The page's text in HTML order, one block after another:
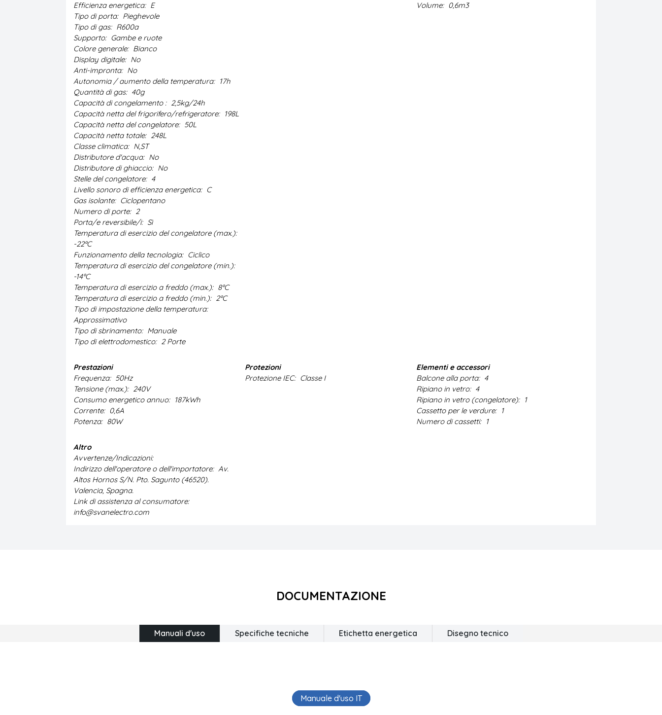
Efficienza energetica: E
Tipo di porta: Pieghevole
Tipo di gas: R600a
Supporto: Gambe e ruote
Colore generale: Bianco
Display digitale: No
Anti-impronta: No
Autonomia / aumento della temperatura: 17h
Quantità di gas: 40g
Capacità di congelamento : 2,5kg/24h
Capacità netta del frigorifero/refrigeratore: 198L
Capacità netta del congelatore: 50L
Capacità netta totale: 248L
Classe climatica: N,ST
Distributore d'acqua: No
Distributore di ghiaccio: No
Stelle del congelatore: 4
Livello sonoro di efficienza energetica: C
Gas isolante: Ciclopentano
Numero di porte: 2
Porta/e reversibile/i: Sì
Temperatura di esercizio del congelatore (max.):
-22ºC
Funzionamento della tecnologia: Ciclico
Temperatura di esercizio del congelatore (min.):
-14ºC
Temperatura di esercizio a freddo (max.): 8ºC
Temperatura di esercizio a freddo (min.): 2ºC
Tipo di impostazione della temperatura:
Approssimativo
Tipo di sbrinamento: Manuale
Tipo di elettrodomestico: 2 Porte
Volume: 0,6m3
Prestazioni
Frequenza: 50Hz
Tensione (max.): 240V
Consumo energetico annuo: 187kWh
Corrente: 0,6A
Potenza: 80W
Protezioni
Protezione IEC: Classe I
Elementi e accessori
Balcone alla porta: 4
Ripiano in vetro: 4
Ripiano in vetro (congelatore): 1
Cassetto per le verdure: 1
Numero di cassetti: 1
Altro
Avvertenze/Indicazioni:
Indirizzo dell'operatore o dell'importatore: Av.
Altos Hornos S/N. Pto. Sagunto (46520).
Valencia, Spagna.
Link di assistenza al consumatore:
info@svanelectro.com
DOCUMENTAZIONE
Manuali d'uso Specifiche tecniche Etichetta energetica Disegno tecnico
Manuale d'uso IT